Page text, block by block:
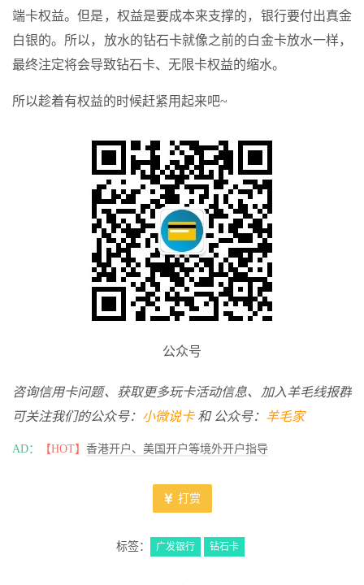
端卡权益。但是，权益是要成本来支撑的，银行要付出真金
白银的。所以，放水的钻石卡就像之前的白金卡放水一样，
最终注定将会导致钻石卡、无限卡权益的缩水。
所以趁着有权益的时候赶紧用起来吧~
公众号
咨询信用卡问题、获取更多玩卡活动信息、加入羊毛线报群
可关注我们的公众号： 小微说卡和 公众号： 羊毛家
AD： 【HOT】 香港开户、美国开户等境外开户指导
打赏
标签： 广发银行 钻石卡